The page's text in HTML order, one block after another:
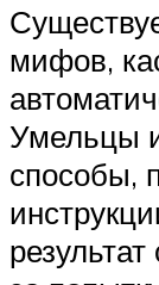
мифов,
Умельцы
способы,